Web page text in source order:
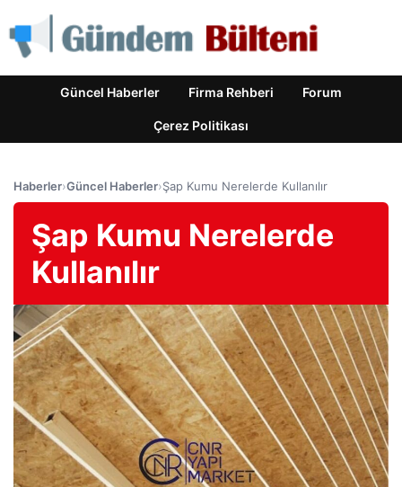
Güncel Haberler Firma Rehberi Forum
Çerez Politikası
Haberler›Güncel Haberler›Şap Kumu Nerelerde Kullanılır
Şap Kumu Nerelerde
Kullanılır